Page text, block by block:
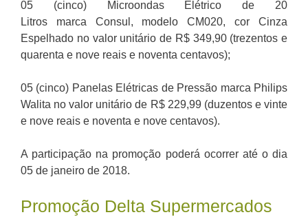
05 (cinco) Microondas Elétrico de 20
Litros marca Consul, modelo CM020, cor Cinza
Espelhado no valor unitário de R$ 349,90 (trezentos e
quarenta e nove reais e noventa centavos);
05 (cinco) Panelas Elétricas de Pressão marca Philips
Walita no valor unitário de R$ 229,99 (duzentos e vinte
e nove reais e noventa e nove centavos).
A participação na promoção poderá ocorrer até o dia
05 de janeiro de 2018.
Promoção Delta Supermercados